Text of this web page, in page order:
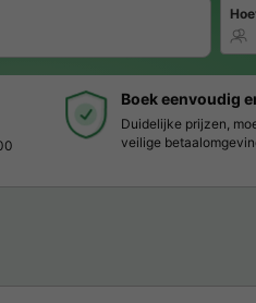
Boek eenvoudig
Duidelijke prijzen,
veilige